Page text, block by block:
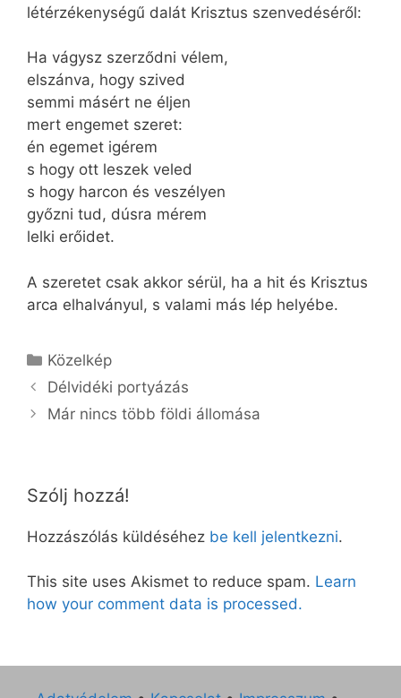
létérzékenységű dalát Krisztus szenvedéséről:
Ha vágysz szerződni vélem,
elszánva, hogy szived
semmi másért ne éljen
mert engemet szeret:
én egemet igérem
s hogy ott leszek veled
s hogy harcon és veszélyen
győzni tud, dúsra mérem
lelki erőidet.
A szeretet csak akkor sérül, ha a hit és Krisztus
arca elhalványul, s valami más lép helyébe.
Kategória
Közelkép
Délvidéki portyázás
Már nincs több földi állomása
Szólj hozzá!
Hozzászólás küldéséhez be kell jelentkezni.
This site uses Akismet to reduce spam. Learn
how your comment data is processed.